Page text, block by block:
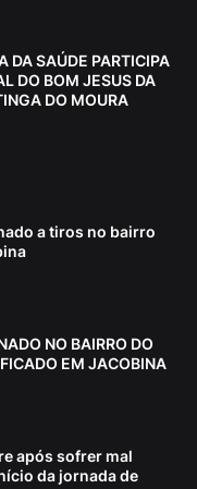
DA SAÚDE PARTICIPA
DO BOM JESUS DA
DO MOURA
a tiros no bairro
NO BAIRRO DO
EM JACOBINA
após sofrer mal
da jornada de